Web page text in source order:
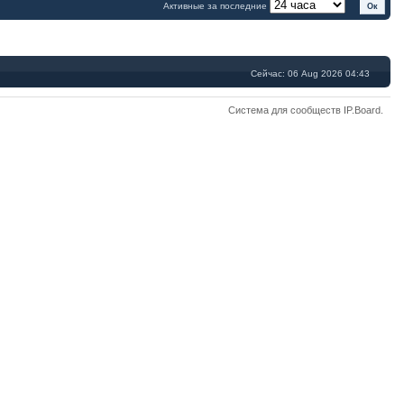
Активные за последние
Сейчас: 06 Aug 2026 04:43
Система для сообществ IP.Board